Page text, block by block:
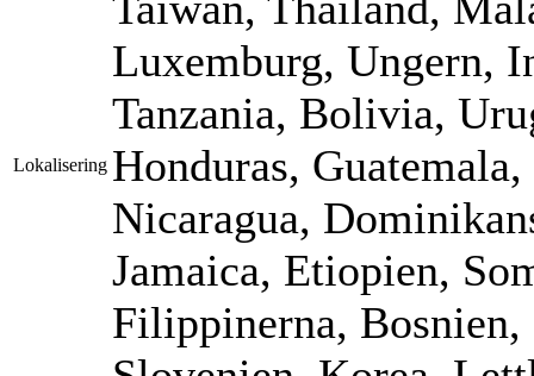
Lokalisering
Luxemburg, Ungern,
Tanzania, Bolivia,
Honduras,
Nicaragua,
Jamaica, Etiopien,
Filippinerna,